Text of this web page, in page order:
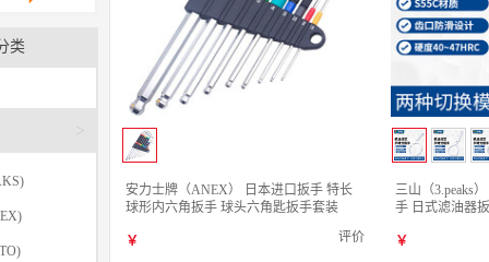
类
安力士牌（ANEX） 日本进口扳手 特长
球形内六角扳手 球头六角匙扳手套装
评价
￥
三山（3.peaks
手 日式滤油器
￥